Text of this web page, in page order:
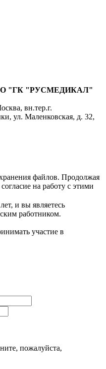
"ГК "РУСМЕДИКАЛ"
, вн.тер.г.
ул. Маленковская, д. 32,
файлов. Продолжая
на работу с этими
и вы являетесь
работником.
участие в
пожалуйста,